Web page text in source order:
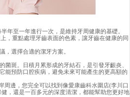
至一年進行一次，是維持牙周健康的基礎。
重點處理牙齒表面的色素，讓牙齒在健康的同
選擇合適的潔牙方案。
斑。日積月累形成的牙結石，是引發牙齦炎、
能預防口腔疾病，避免未來可能產生的更高額的
邊，您完全可以找到像愛康齒科水圍店(李川口
，還是一百多元的深度清潔，都能幫助您更好地